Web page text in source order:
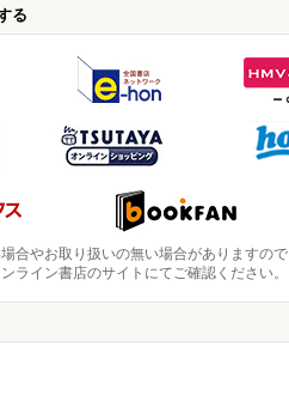
る
合やお取り扱いの無い場合がありますので
ライン書店のサイトにてご確認ください。